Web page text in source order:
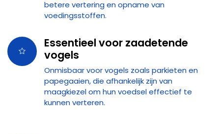
betere vertering en opname van
voedingsstoffen.
Essentieel voor zaadetende
vogels
Onmisbaar voor vogels zoals parkieten en
papegaaien, die afhankelijk zijn van
maagkiezel om hun voedsel effectief te
kunnen verteren.